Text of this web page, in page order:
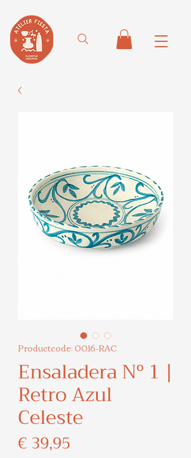
Productcode: 0016-RAC
Ensaladera Nº 1 |
Retro Azul
Celeste
€ 39,95